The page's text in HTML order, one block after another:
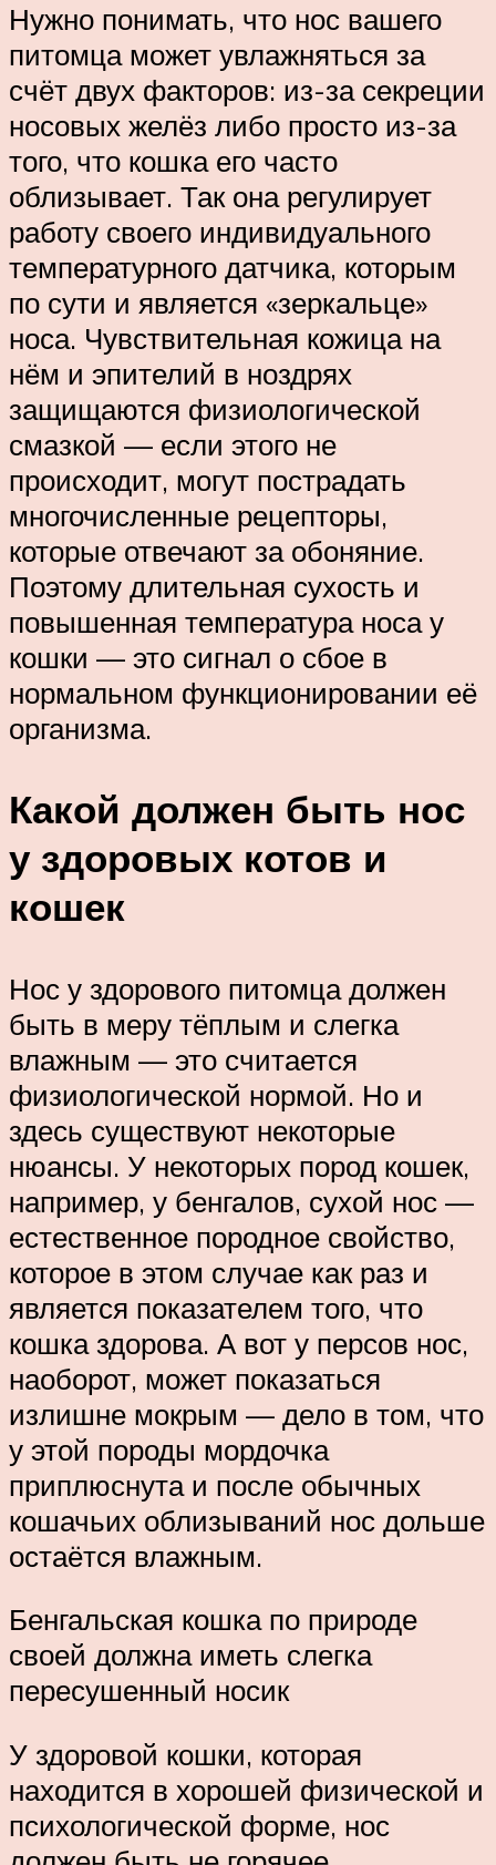
Нужно понимать, что нос вашего
питомца может увлажняться за
счёт двух факторов: из-за секреции
носовых желёз либо просто из-за
того, что кошка его часто
облизывает. Так она регулирует
работу своего индивидуального
температурного датчика, которым
по сути и является «зеркальце»
носа. Чувствительная кожица на
нём и эпителий в ноздрях
защищаются физиологической
смазкой — если этого не
происходит, могут пострадать
многочисленные рецепторы,
которые отвечают за обоняние.
Поэтому длительная сухость и
повышенная температура носа у
кошки — это сигнал о сбое в
нормальном функционировании её
организма.
Какой должен быть нос
у здоровых котов и
кошек
Нос у здорового питомца должен
быть в меру тёплым и слегка
влажным — это считается
физиологической нормой. Но и
здесь существуют некоторые
нюансы. У некоторых пород кошек,
например, у бенгалов, сухой нос —
естественное породное свойство,
которое в этом случае как раз и
является показателем того, что
кошка здорова. А вот у персов нос,
наоборот, может показаться
излишне мокрым — дело в том, что
у этой породы мордочка
приплюснута и после обычных
кошачьих облизываний нос дольше
остаётся влажным.
Бенгальская кошка по природе
своей должна иметь слегка
пересушенный носик
У здоровой кошки, которая
находится в хорошей физической и
психологической форме, нос